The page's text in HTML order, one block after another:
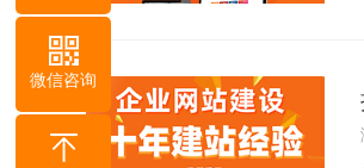
微信咨询